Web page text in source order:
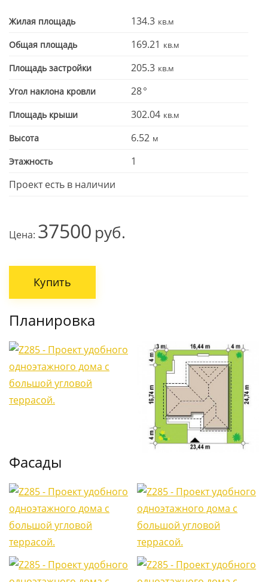
Жилая площадь 134.3
Общая площадь 169.21
Площадь застройки 205.3
Угол наклона кровли 28
Площадь крыши 302.04
Высота 6.52
Этажность
1
Проект есть в наличии
Цена: 37500
Купить
Планировка
Фасады